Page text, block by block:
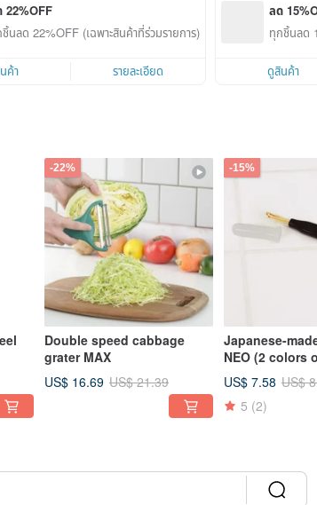
22%OFF
นลด 22%OFF (เฉพาะสินค้าที่ร่วมรายการ)
ค้า รายละเอียด
ลด
ทุกชิ้นลด
ดูสินค้า
-22%
Double speed cabbage
grater MAX
US$ 16.69 US$ 21.39
-15%
Japanese-
NEO (2 colors
US$ 7.58 US$
5 (2)